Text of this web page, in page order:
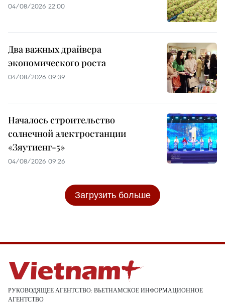
04/08/2026 22:00
Два важных драйвера
экономического роста
04/08/2026 09:39
Началось строительство
солнечной электростанции
«Зяутиенг-5»
04/08/2026 09:26
Загрузить больше
РУКОВОДЯЩЕЕ АГЕНТСТВО: ВЬЕТНАМСКОЕ ИНФОРМАЦИОННОЕ
АГЕНТСТВО